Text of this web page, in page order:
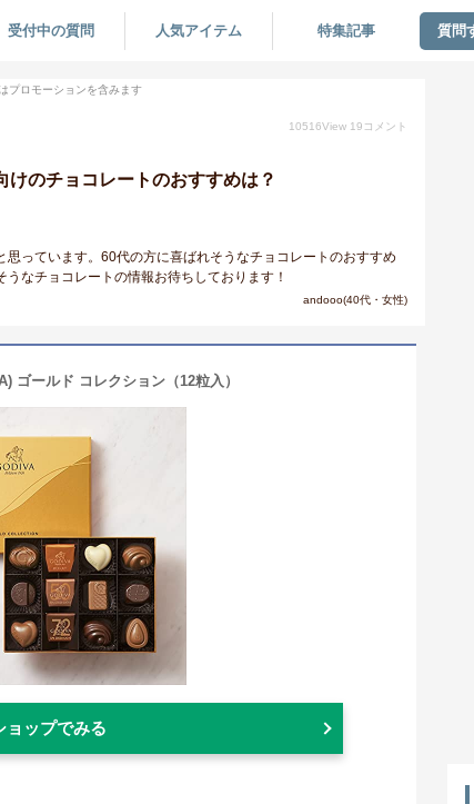
受付中の質問 人気アイテム 特集記事 質問
プロモーションを含みます
10516View 19 コメント
けのチョコレートのおすすめは？
っています。60代の方に喜ばれそうなチョコレートのおすすめ
なチョコレートの情報お待ちしております！
andooo(40代・女性)
ゴールド コレクション（12粒入）
ョップでみる